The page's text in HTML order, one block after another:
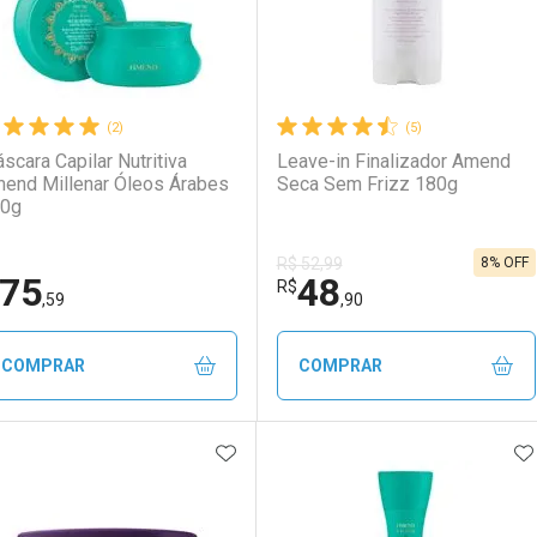
(2)
Capilar Nutritiva
Millenar Óleos Árabes
75,59
COMPRAR
FECHAR
FECHAR
(5)
Leave-in Finalizador Amend
Seca Sem Frizz 180g
R$ 52,99
R$48,90
8% OFF
COMPRAR
Laboratório
Por Menos
ADICIONAR AOS FAVORITOS